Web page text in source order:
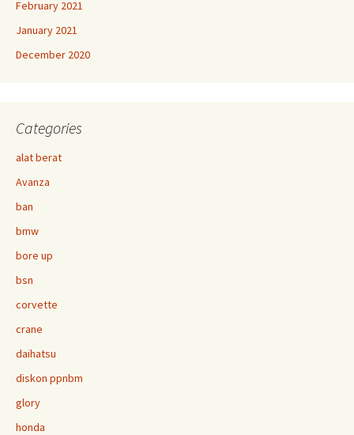
February 2021
January 2021
December 2020
Categories
alat berat
Avanza
ban
bmw
bore up
bsn
corvette
crane
daihatsu
diskon ppnbm
glory
honda